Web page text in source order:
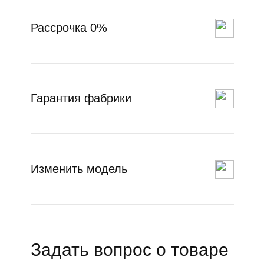
Рассрочка 0%
Гарантия фабрики
Изменить модель
Задать вопрос о товаре